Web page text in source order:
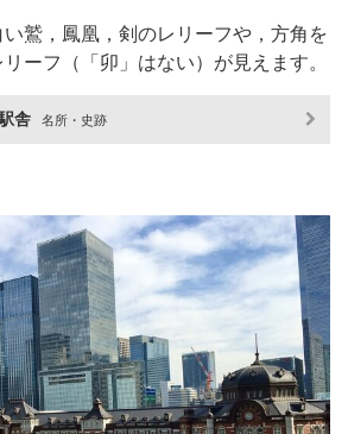
鷲，鳳凰，剣のレリーフや，方角を
ーフ（「卯」はない）が見えます。
舎 名所・史跡